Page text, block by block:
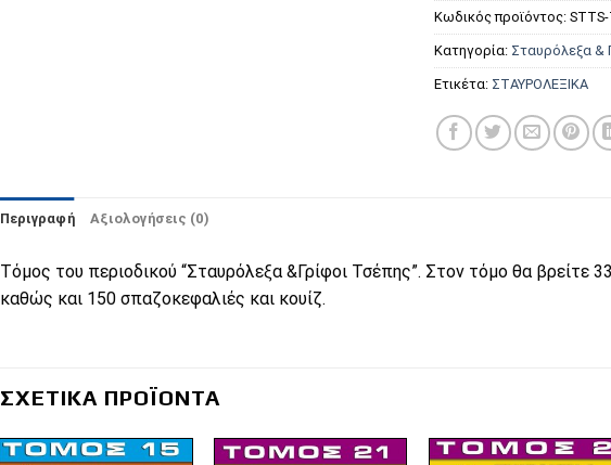
Κωδικός προϊόντος:
Κατηγορία: Σταυρόλεξα &
Ετικέτα: ΣΤΑΥΡΟΛΕΞΙΚΑ
Περιγραφή Αξιολογήσεις (0)
Τόμος του περιοδικού “Σταυρόλεξα &Γρίφοι Τσέπης”. Στον τόμο θα βρείτε
καθώς και 150 σπαζοκεφαλιές και κουίζ.
ΣΧΕΤΙΚΆ ΠΡΟΪΌΝΤΑ